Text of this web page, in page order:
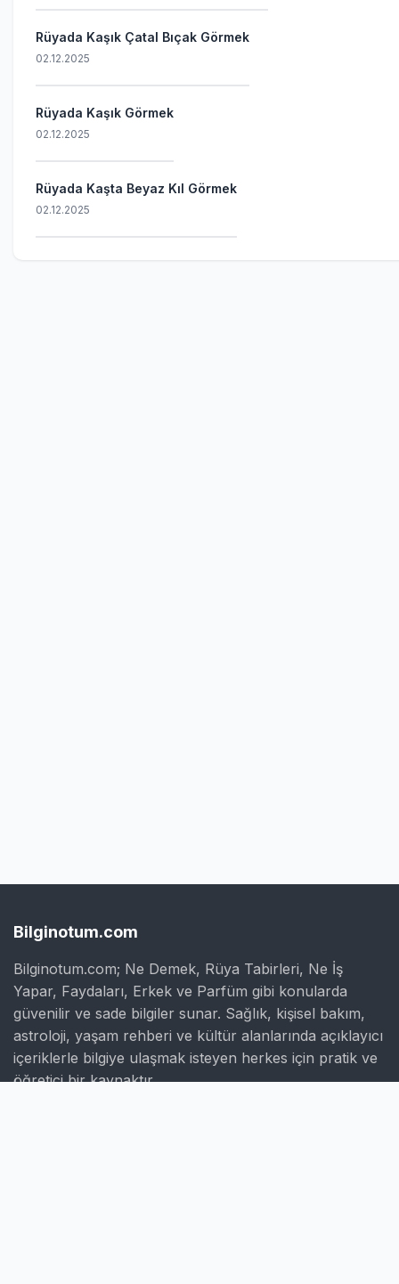
Rüyada Kaşık Çatal Bıçak Görmek
02.12.2025
Rüyada Kaşık Görmek
02.12.2025
Rüyada Kaşta Beyaz Kıl Görmek
02.12.2025
Bilginotum.com
Bilginotum.com; Ne Demek, Rüya Tabirleri, Ne İş
Yapar, Faydaları, Erkek ve Parfüm gibi konularda
güvenilir ve sade bilgiler sunar. Sağlık, kişisel bakım,
astroloji, yaşam rehberi ve kültür alanlarında açıklayıcı
içeriklerle bilgiye ulaşmak isteyen herkes için pratik ve
öğretici bir kaynaktır.